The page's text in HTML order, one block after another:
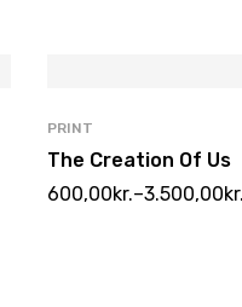
PRINT
The Creation Of Us
600,00kr.–3.500,00kr.